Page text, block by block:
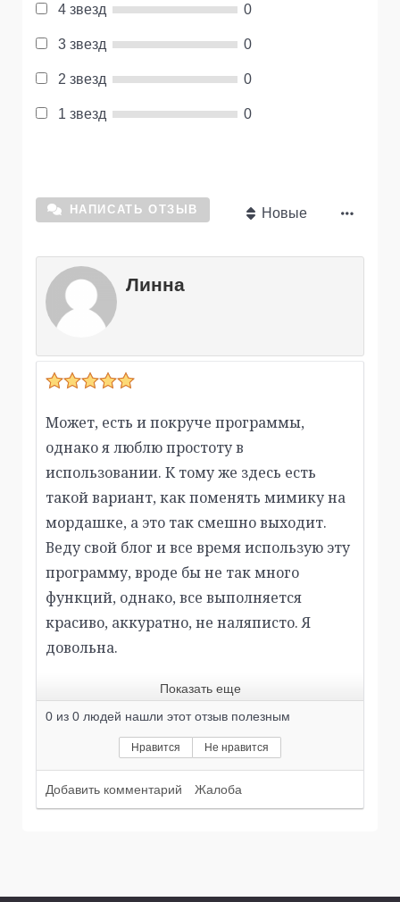
4 звезд 0
3 звезд 0
2 звезд 0
1 звезд 0
НАПИСАТЬ ОТЗЫВ Новые
Линна
Может, есть и покруче программы,
однако я люблю простоту в
использовании. К тому же здесь есть
такой вариант, как поменять мимику на
мордашке, а это так смешно выходит.
Веду свой блог и все время использую эту
программу, вроде бы не так много
функций, однако, все выполняется
красиво, аккуратно, не наляписто. Я
довольна.
Показать еще
0 из 0 людей нашли этот отзыв полезным
Нравится Не нравится
Добавить комментарий Жалоба